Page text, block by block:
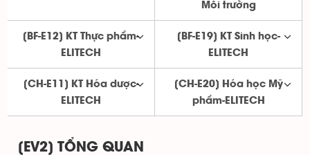
Môi trường
[BF-E12] KT Thực phẩm-
ELITECH
[BF-E19] KT Sinh học-
ELITECH
[CH-E11] KT Hóa dược-
ELITECH
[CH-E20] Hóa học Mỹ
phẩm-ELITECH
[EV2] TỔNG QUAN